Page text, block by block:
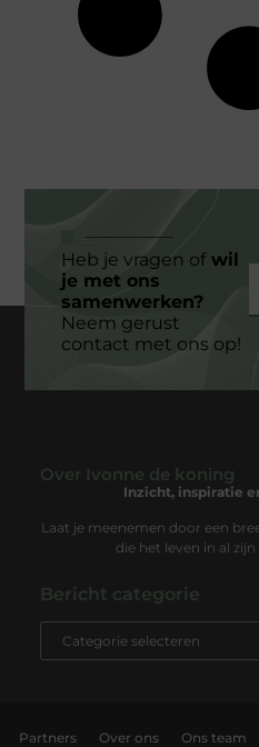
Heb je vragen ofwil
je met ons
samenwerken?
Neem gerust
contact met ons op!
Over Ivonne de koning
Inzicht, inspiratie
Laat je meenemen door een
die het leven in al
Bericht categorie
Partners Over ons Ons team